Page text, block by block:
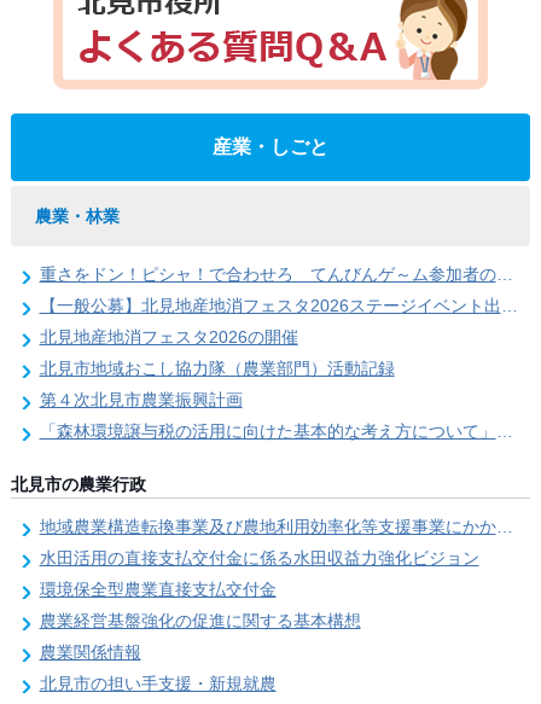
産業・しごと
農業・林業
重さをドン！ピシャ！で合わせろ てんびんゲ～ム参加者の募集（北見地産地消フェスタ2026）
【一般公募】北見地産地消フェスタ2026ステージイベント出演者の募集
北見地産地消フェスタ2026の開催
北見市地域おこし協力隊（農業部門）活動記録
第４次北見市農業振興計画
「森林環境譲与税の活用に向けた基本的な考え方について」を策定しました
北見市の農業行政
地域農業構造転換事業及び農地利用効率化等支援事業にかかる要望調査
水田活用の直接支払交付金に係る水田収益力強化ビジョン
環境保全型農業直接支払交付金
農業経営基盤強化の促進に関する基本構想
農業関係情報
北見市の担い手支援・新規就農